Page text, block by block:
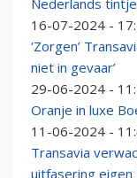
Nederlands tintje
16-07-2024 -
‘Zorgen’
niet in gevaar’
29-06-2024 -
Oranje in luxe
11-06-2024 -
Transavia
uitfasering